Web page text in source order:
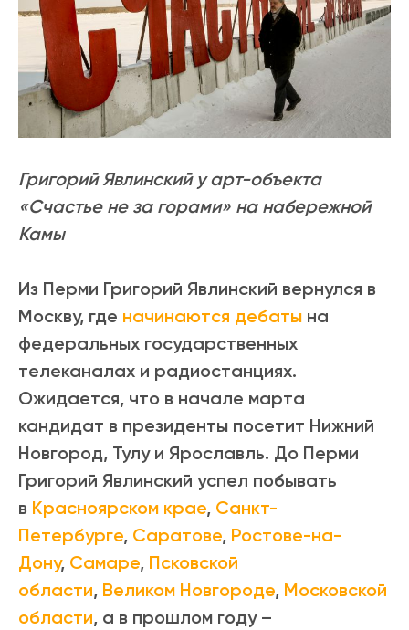
Григорий Явлинский у арт-объекта
«Счастье не за горами» на набережной
Камы
Из Перми Григорий Явлинский вернулся в
Москву, где начинаются дебаты на
федеральных государственных
телеканалах и радиостанциях.
Ожидается, что в начале марта
кандидат в президенты посетит Нижний
Новгород, Тулу и Ярославль. До Перми
Григорий Явлинский успел побывать
в Красноярском крае, Санкт-
Петербурге, Саратове, Ростове-на-
Дону, Самаре, Псковской
области, Великом Новгороде, Московской
области, а в прошлом году –